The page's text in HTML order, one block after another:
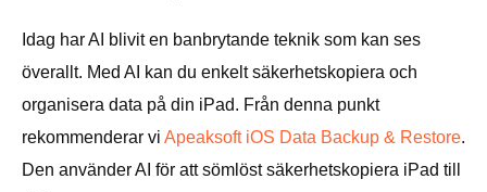
Idag har AI blivit en banbrytande teknik som kan ses
överallt. Med AI kan du enkelt säkerhetskopiera och
organisera data på din iPad. Från denna punkt
rekommenderar vi Apeaksoft iOS Data Backup & Restore.
Den använder AI för att sömlöst säkerhetskopiera iPad till